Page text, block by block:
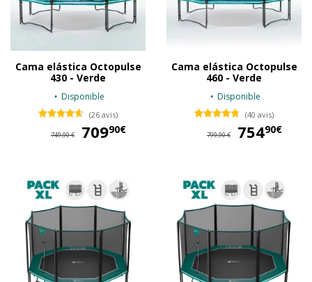
Cama elástica Octopulse
430 - Verde
Disponible
(26 avis)
749,90 € 70990€
Cama elástica Octopulse
460 - Verde
Disponible
(40 avis)
799,90 € 75490€